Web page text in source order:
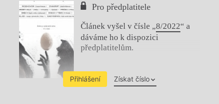
Pro předplatitele
Článek vyšel v čísle „8/2022“ a
dáváme ho k dispozici
předplatitelům.
Přihlášení Získat číslo